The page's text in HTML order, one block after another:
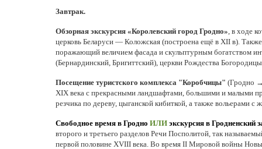
Завтрак.
Обзорная экскурсия «Королевский город Гродно» , в ходе
церковь Беларуси — Коложская (построена ещё в XII в).
поражающий величием фасада и скульптурным богатством
(Бернардинский, Бригиттский), церкви Рождества
Посещение туристского комплекса "Коробчицы" (Гродно
XIX века с прекрасными ландшафтами, большими и малыми
резчика по дереву, цыганской кибиткой, а также вольерами
Свободное время в Гродно ИЛИ экскурсия в Гродненский
второго и третьего разделов Речи Посполитой, так
первой половине XVIII века. Во время II Мировой войны